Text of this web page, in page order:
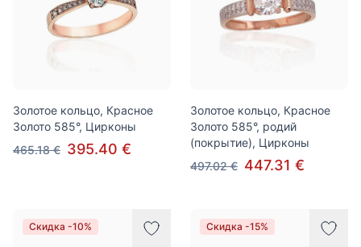
Золотое кольцо, Красное
Золото 585°, Цирконы
465.18 € 395.40 €
Золотое кольцо, Красное
Золото 585°, родий
(покрытие), Цирконы
497.02 € 447.31 €
Скидка -10% Скидка -15%